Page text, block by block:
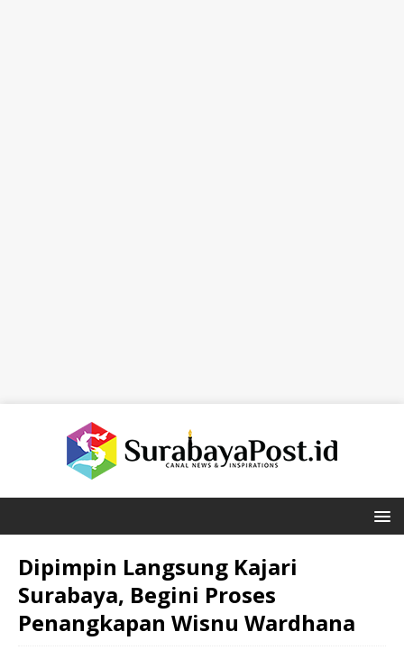
Dipimpin Langsung Kajari
Surabaya, Begini Proses
Penangkapan Wisnu Wardhana